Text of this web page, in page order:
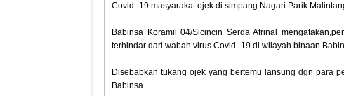
Covid -19 masyarakat ojek di simpang Nagari Parik
Babinsa Koramil 04/Sicincin Serda Afrinal
terhindar dari wabah virus Covid -19 di wilayah binaan
Disebabkan tukang ojek yang bertemu lansung dgn para
Babinsa.